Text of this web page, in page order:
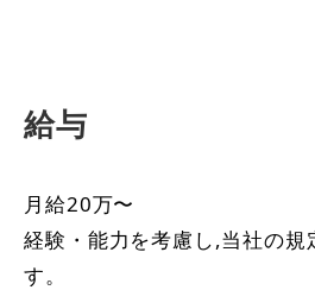
給与
月給20万〜
経験・能力を考慮し,当社の規
す。